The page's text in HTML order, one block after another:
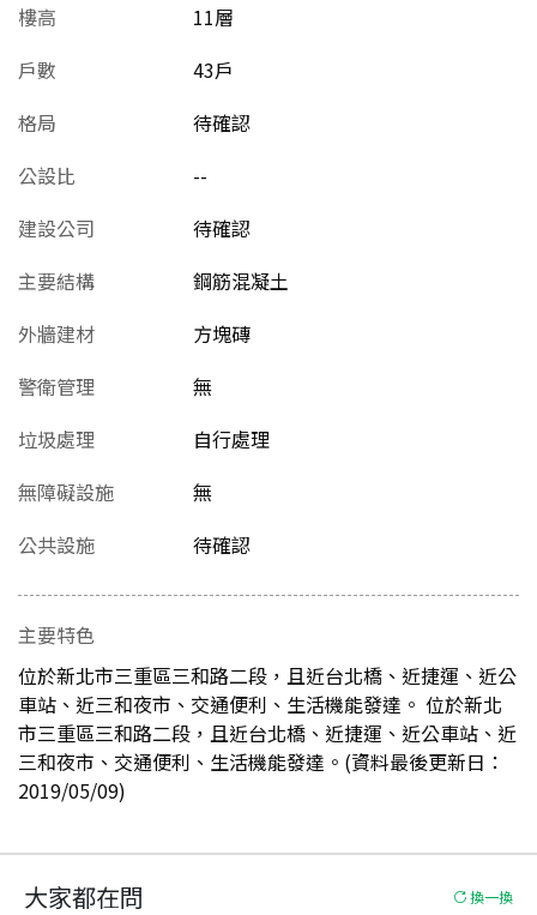
樓高
11層
戶數
43戶
格局
待確認
公設比
--
建設公司
待確認
主要結構
鋼筋混凝土
外牆建材
方塊磚
警衛管理
無
垃圾處理
自行處理
無障礙設施
無
公共設施
待確認
主要特色
位於新北市三重區三和路二段，且近台北橋、近捷運、近公
車站、近三和夜市、交通便利、生活機能發達。 位於新北
市三重區三和路二段，且近台北橋、近捷運、近公車站、近
三和夜市、交通便利、生活機能發達。(資料最後更新日：
2019/05/09)
大家都在問 換一換